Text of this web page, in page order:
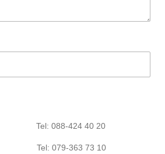
Tel: 088-424 40 20
079-363 73 10